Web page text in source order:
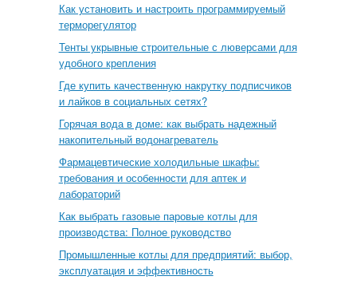
Как установить и настроить программируемый
терморегулятор
Тенты укрывные строительные с люверсами для
удобного крепления
Где купить качественную накрутку подписчиков
и лайков в социальных сетях?
Горячая вода в доме: как выбрать надежный
накопительный водонагреватель
Фармацевтические холодильные шкафы:
требования и особенности для аптек и
лабораторий
Как выбрать газовые паровые котлы для
производства: Полное руководство
Промышленные котлы для предприятий: выбор,
эксплуатация и эффективность